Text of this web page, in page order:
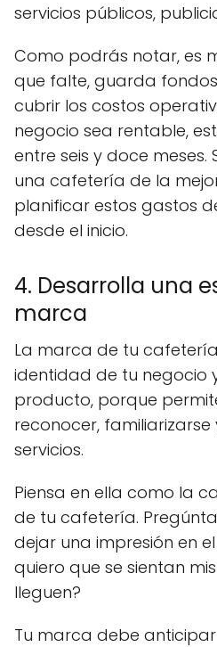
servicios públicos,
Como podrás notar, es
que falte, guarda
cubrir los costos
negocio sea rentable,
entre seis y doce
una cafetería de la
planificar estos gastos
desde el inicio.
4. Desarrolla una
marca
La marca de tu
identidad de tu negocio
producto, porque
reconocer,
servicios.
Piensa en ella como la
de tu cafetería.
dejar una impresión en
quiero que se sientan
lleguen?
Tu marca debe